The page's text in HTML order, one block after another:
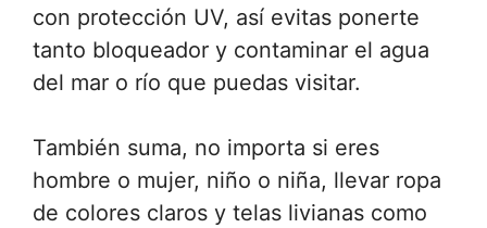
con protección UV, así evitas ponerte
tanto bloqueador y contaminar el agua
del mar o río que puedas visitar.
También suma, no importa si eres
hombre o mujer, niño o niña, llevar ropa
de colores claros y telas livianas como